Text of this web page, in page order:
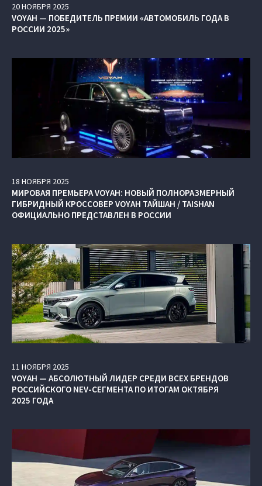
20НОЯБРЯ 2025
VOYAH — ПОБЕДИТЕЛЬ ПРЕМИИ «АВТОМОБИЛЬ ГОДА В
РОССИИ 2025»
18 НОЯБРЯ 2025
МИРОВАЯ ПРЕМЬЕРА VOYAH: НОВЫЙ ПОЛНОРАЗМЕРНЫЙ
ГИБРИДНЫЙ КРОССОВЕР VOYAH ТАЙШАН / TAISHAN
ОФИЦИАЛЬНО ПРЕДСТАВЛЕН В РОССИИ
11 НОЯБРЯ 2025
VOYAH — АБСОЛЮТНЫЙ ЛИДЕР СРЕДИ ВСЕХ БРЕНДОВ
РОССИЙСКОГО NEV-СЕГМЕНТА ПО ИТОГАМ ОКТЯБРЯ
2025 ГОДА